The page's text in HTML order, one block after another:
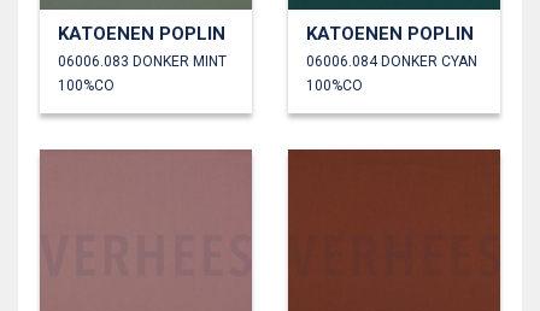
KATOENEN POPLIN
06006.083 DONKER MINT
100%CO
KATOENEN POPLIN
06006.084 DONKER CYAN
100%CO